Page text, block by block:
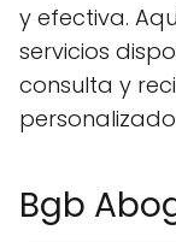
y efectiva.
servicios
consulta y
Bgb